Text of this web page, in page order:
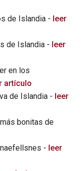
de Islandia - leer
de Islandia - leer
en los
artículo
de Islandia - leer
bonitas de
- leer